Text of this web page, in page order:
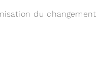
du changement